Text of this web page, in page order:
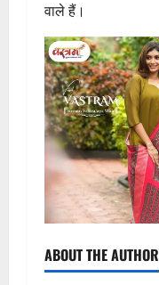
वाले हैं।
ABOUT THE AUTHOR